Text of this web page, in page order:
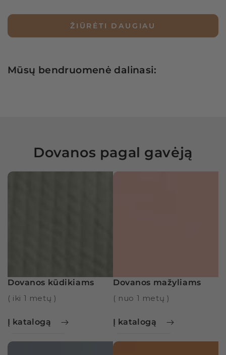
ŽIŪRĖTI DAUGIAU
Mūsų bendruomenė dalinasi:
Dovanos pagal gavėją
Dovanos kūdikiams
( iki 1 metų )
Į katalogą
Dovanos mažyliams
( nuo 1 metų )
Į katalogą